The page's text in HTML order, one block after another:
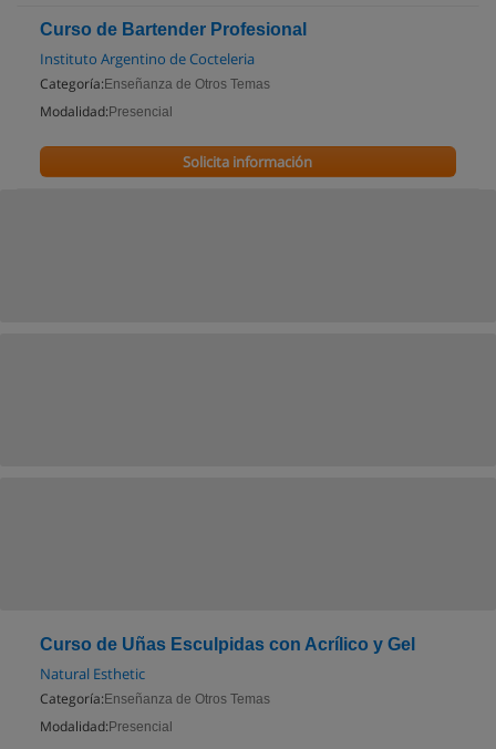
Curso de Bartender Profesional
Instituto Argentino de Cocteleria
Categoría: Enseñanza de Otros Temas
Modalidad: Presencial
Solicita información
Curso de Uñas Esculpidas con Acrílico y Gel
Natural Esthetic
Categoría: Enseñanza de Otros Temas
Modalidad: Presencial